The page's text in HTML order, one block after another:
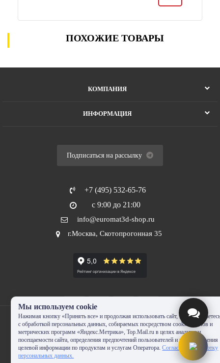
ПОХОЖИЕ ТОВАРЫ
КОМПАНИЯ
ИНФОРМАЦИЯ
Подписаться на рассылку
+7 (495) 532-65-76
с 9:00 до 21:00
info@euromat3d-shop.ru
г.Москва, Скотопрогонная 35
© 2010-2024 - EUROMAT|3D-SHOP.RU. Все права защищены. Копирование
Мы используем cookie
Нажимая кнопку «Принять все» и продолжая использовать сайт, Вы
с обработкой персональных данных, собираемых посредством cookie-файлов и
метрических программ «Яндекс.Метрика», Top.Mail.ru в целях аналитики
посещаемости сайта, определения предпочтений пользователей и предоставления
целевой информации по продуктам и услугам Оператора.Согласие на обработку
персональных данных.